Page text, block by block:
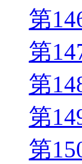
第
第
第
第
第